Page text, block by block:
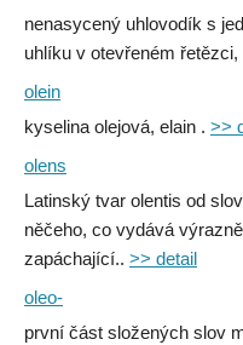
nenasycený uhlovodík s
uhlíku v otevřeném řetězci,
olein
kyselina olejová, elain . >>
olens
Latinský tvar olentis od
něčeho, co vydává
zapáchající.. >> detail
oleo-
první část složených slov